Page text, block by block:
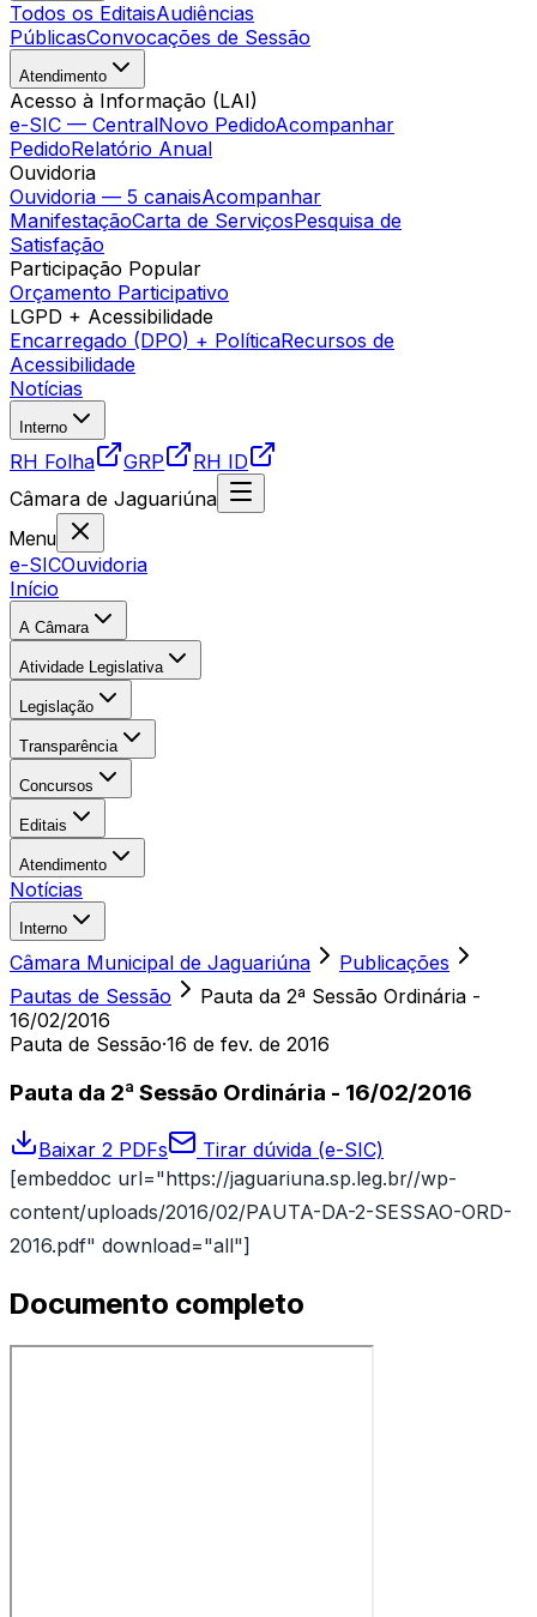
Todos os EditaisAudiências
PúblicasConvocações de Sessão
Atendimento
Acesso à Informação (LAI)
e-SIC — CentralNovo PedidoAcompanhar
PedidoRelatório Anual
Ouvidoria
Ouvidoria — 5 canaisAcompanhar
ManifestaçãoCarta de ServiçosPesquisa de
Satisfação
Participação Popular
Orçamento Participativo
LGPD + Acessibilidade
Encarregado (DPO) + PolíticaRecursos de
Acessibilidade
Notícias
Interno
RH Folha GRP
RH ID
Câmara de Jaguariúna
Menu
e-SICOuvidoria
Início
A Câmara
Atividade Legislativa
Legislação
Transparência
Concursos
Editais
Atendimento
Notícias
Interno
Câmara Municipal de Jaguariúna
Publicações
Pautas de Sessão
Pauta da 2ª Sessão Ordinária -
16/02/2016
Pauta de Sessão·16 de fev. de 2016
Pauta da 2ª Sessão Ordinária - 16/02/2016
Baixar 2 PDFs
Tirar dúvida (e-SIC)
[embeddoc url="https://jaguariuna.sp.leg.br//wp-
content/uploads/2016/02/PAUTA-DA-2-SESSAO-ORD-
2016.pdf" download="all"]
Documento completo